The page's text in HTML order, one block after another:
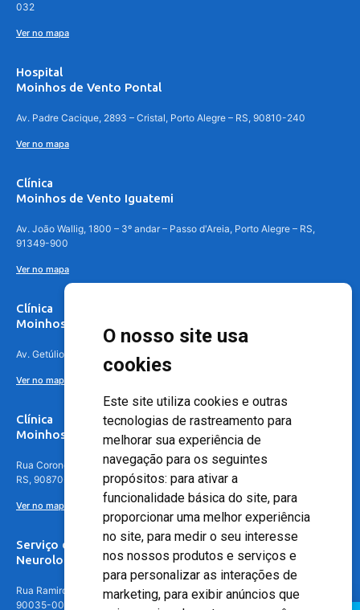
O nosso site usa
cookies
Este site utiliza cookies e outras
tecnologias de rastreamento para
melhorar sua experiência de
navegação para os seguintes
propósitos: para ativar a
funcionalidade básica do site, para
proporcionar uma melhor experiência
no site, para medir o seu interesse
nos nossos produtos e serviços e
para personalizar as interações de
marketing, para exibir anúncios que
032
Ver no mapa
Hospital
Moinhos de Vento Pontal
Av. Padre Cacique, 2893 – Cristal, Porto Alegre – RS, 90810-240
Ver no mapa
Clínica
Moinhos de Vento Iguatemi
Av. João Wallig, 1800 – 3º andar – Passo d'Areia, Porto Alegre – RS,
91349-900
Ver no mapa
Clínica
Moinhos de Vento Canoas
Av. Getúlio Vargas, 4841 – Centro, Canoas – RS, 92010-010
Ver no mapa
Clínica
Moinhos de Vento - Teresópolis
Rua Coronel Aparício Borges, 250 - 3º andar - Teresópolis, Porto Alegre -
RS, 90870-016
Ver no mapa
Serviço de
Neurologia
Rua Ramiro Barcelos, 630 – 5º andar – Floresta, Porto Alegre – RS,
90035-001